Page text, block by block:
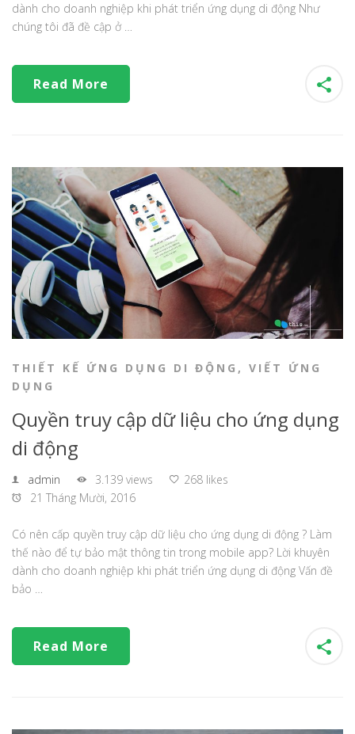
dành cho doanh nghiệp khi phát triển ứng dụng di động Như
chúng tôi đã đề cập ở …
Read More
THIẾT KẾ ỨNG DỤNG DI ĐỘNG , VIẾT ỨNG
DỤNG
Quyền truy cập dữ liệu cho ứng dụng
di động
admin 3.139 views
268 likes
21 Tháng Mười, 2016
Có nên cấp quyền truy cập dữ liệu cho ứng dụng di động ? Làm
thế nào để tự bảo mật thông tin trong mobile app? Lời khuyên
dành cho doanh nghiệp khi phát triển ứng dụng di động Vấn đề
bảo …
Read More